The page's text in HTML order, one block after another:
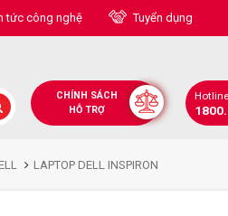
tức công nghệ Tuyển dụng
CHÍNH SÁCH
HỖ TRỢ
Hotline
LAPTOP DELL INSPIRON